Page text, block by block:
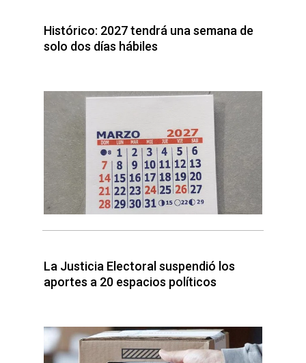
Histórico: 2027 tendrá una semana de
solo dos días hábiles
La Justicia Electoral suspendió los
aportes a 20 espacios políticos